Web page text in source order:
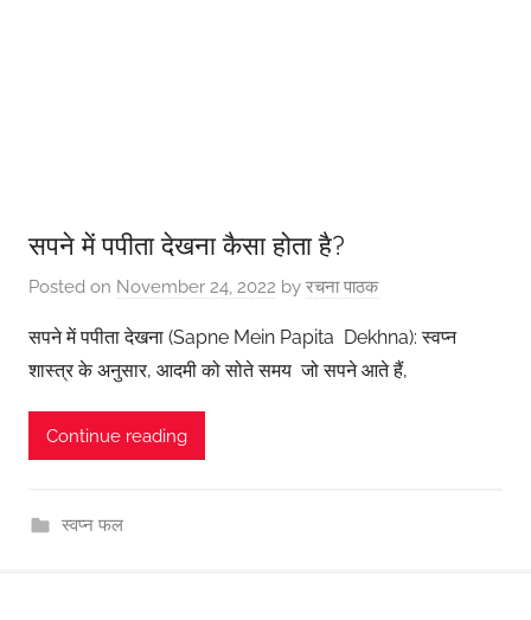
सपने में पपीता देखना कैसा होता है?
Posted on November 24, 2022 by रचना पाठक
सपने में पपीता देखना (Sapne Mein Papita Dekhna): स्वप्न
शास्त्र के अनुसार, आदमी को सोते समय जो सपने आते हैं,
Continue reading
स्वप्न फल